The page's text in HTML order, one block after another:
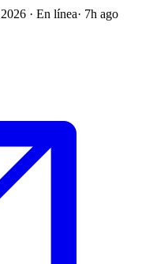
· En línea· 7h ago